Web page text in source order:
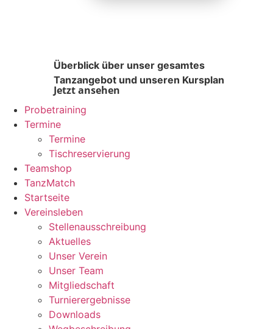
Überblick über unser gesamtes
Tanzangebot und unseren Kursplan
Jetzt ansehen
Probetraining
Termine
Termine
Tischreservierung
Teamshop
TanzMatch
Startseite
Vereinsleben
Stellenausschreibung
Aktuelles
Unser Verein
Unser Team
Mitgliedschaft
Turnierergebnisse
Downloads